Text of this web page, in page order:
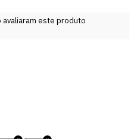
avaliaram este produto